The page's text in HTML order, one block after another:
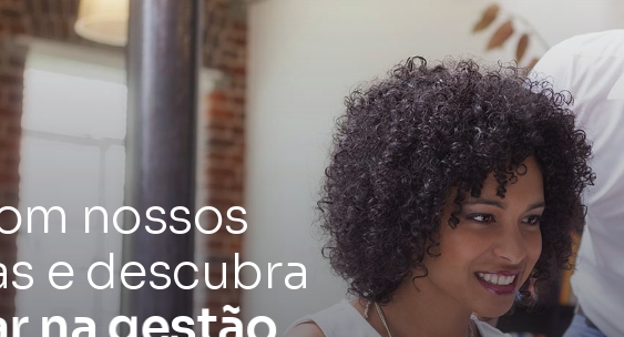
nossos
e descubra